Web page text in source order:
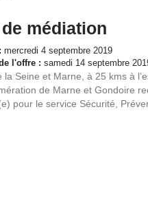
médiation
mercredi 4 septembre 2019
l'offre : samedi 14 septembre
Seine et Marne, à 25 kms à
de Marne et Gondoire
pour le service Sécurité,